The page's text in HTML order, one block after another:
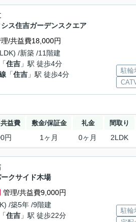
ス住吉ガーデンスクエア
/共益費18,000円
/新築 /11階建
「住吉 」駅 徒歩4分
「住吉 」駅 徒歩4分 駐輪
益費 敷金/保証金 礼金 間取り
円 1ヶ月 0ヶ月 2LDK
クサイド木場
管理/共益費9,000円
/築5年 /9階建
「住吉 」駅 徒歩22分
駐輪